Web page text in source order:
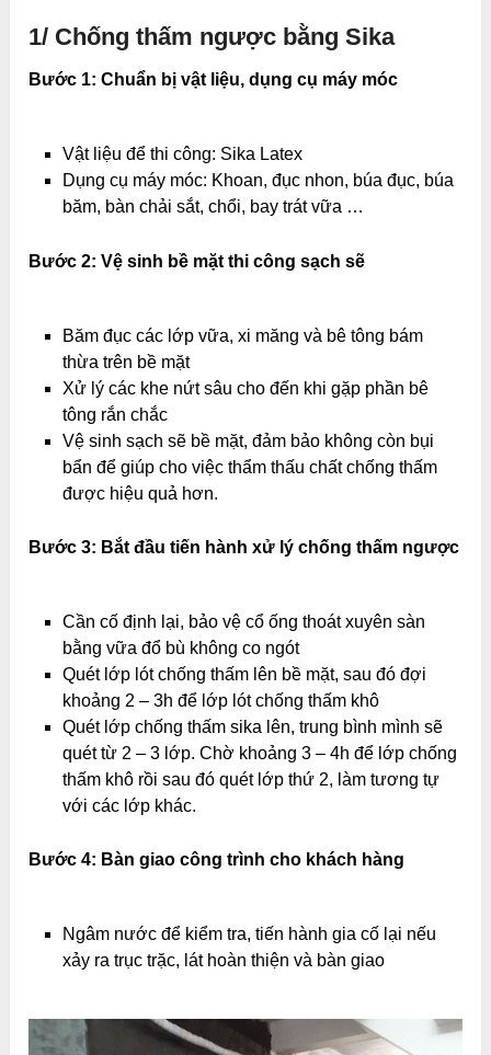
1/ Chống thấm ngược bằng Sika
Bước 1: Chuẩn bị vật liệu, dụng cụ máy móc
Vật liệu để thi công: Sika Latex
Dụng cụ máy móc: Khoan, đục nhon, búa đục, búa
băm, bàn chải sắt, chổi, bay trát vữa …
Bước 2: Vệ sinh bề mặt thi công sạch sẽ
Băm đục các lớp vữa, xi măng và bê tông bám
thừa trên bề mặt
Xử lý các khe nứt sâu cho đến khi gặp phần bê
tông rắn chắc
Vệ sinh sạch sẽ bề mặt, đảm bảo không còn bụi
bẩn để giúp cho việc thẩm thấu chất chống thấm
được hiệu quả hơn.
Bước 3: Bắt đầu tiến hành xử lý chống thấm ngược
Cần cố định lại, bảo vệ cổ ống thoát xuyên sàn
bằng vữa đổ bù không co ngót
Quét lớp lót chống thấm lên bề mặt, sau đó đợi
khoảng 2 – 3h để lớp lót chống thấm khô
Quét lớp chống thấm sika lên, trung bình mình sẽ
quét từ 2 – 3 lớp. Chờ khoảng 3 – 4h để lớp chống
thấm khô rồi sau đó quét lớp thứ 2, làm tương tự
với các lớp khác.
Bước 4: Bàn giao công trình cho khách hàng
Ngâm nước để kiểm tra, tiến hành gia cố lại nếu
xảy ra trục trặc, lát hoàn thiện và bàn giao